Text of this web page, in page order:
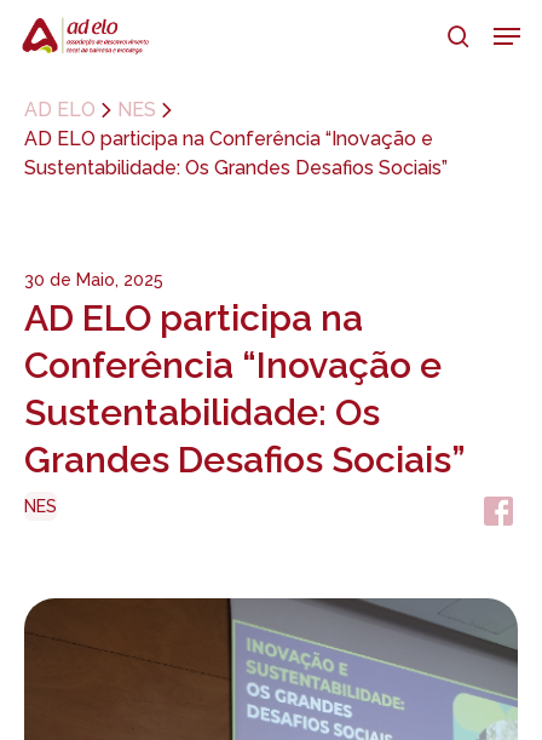
content
search
AD ELO
NES
AD ELO participa na Conferência “Inovação e
Sustentabilidade: Os Grandes Desafios Sociais”
30 de Maio, 2025
AD ELO participa na
Conferência “Inovação e
Sustentabilidade: Os
Grandes Desafios Sociais”
NES